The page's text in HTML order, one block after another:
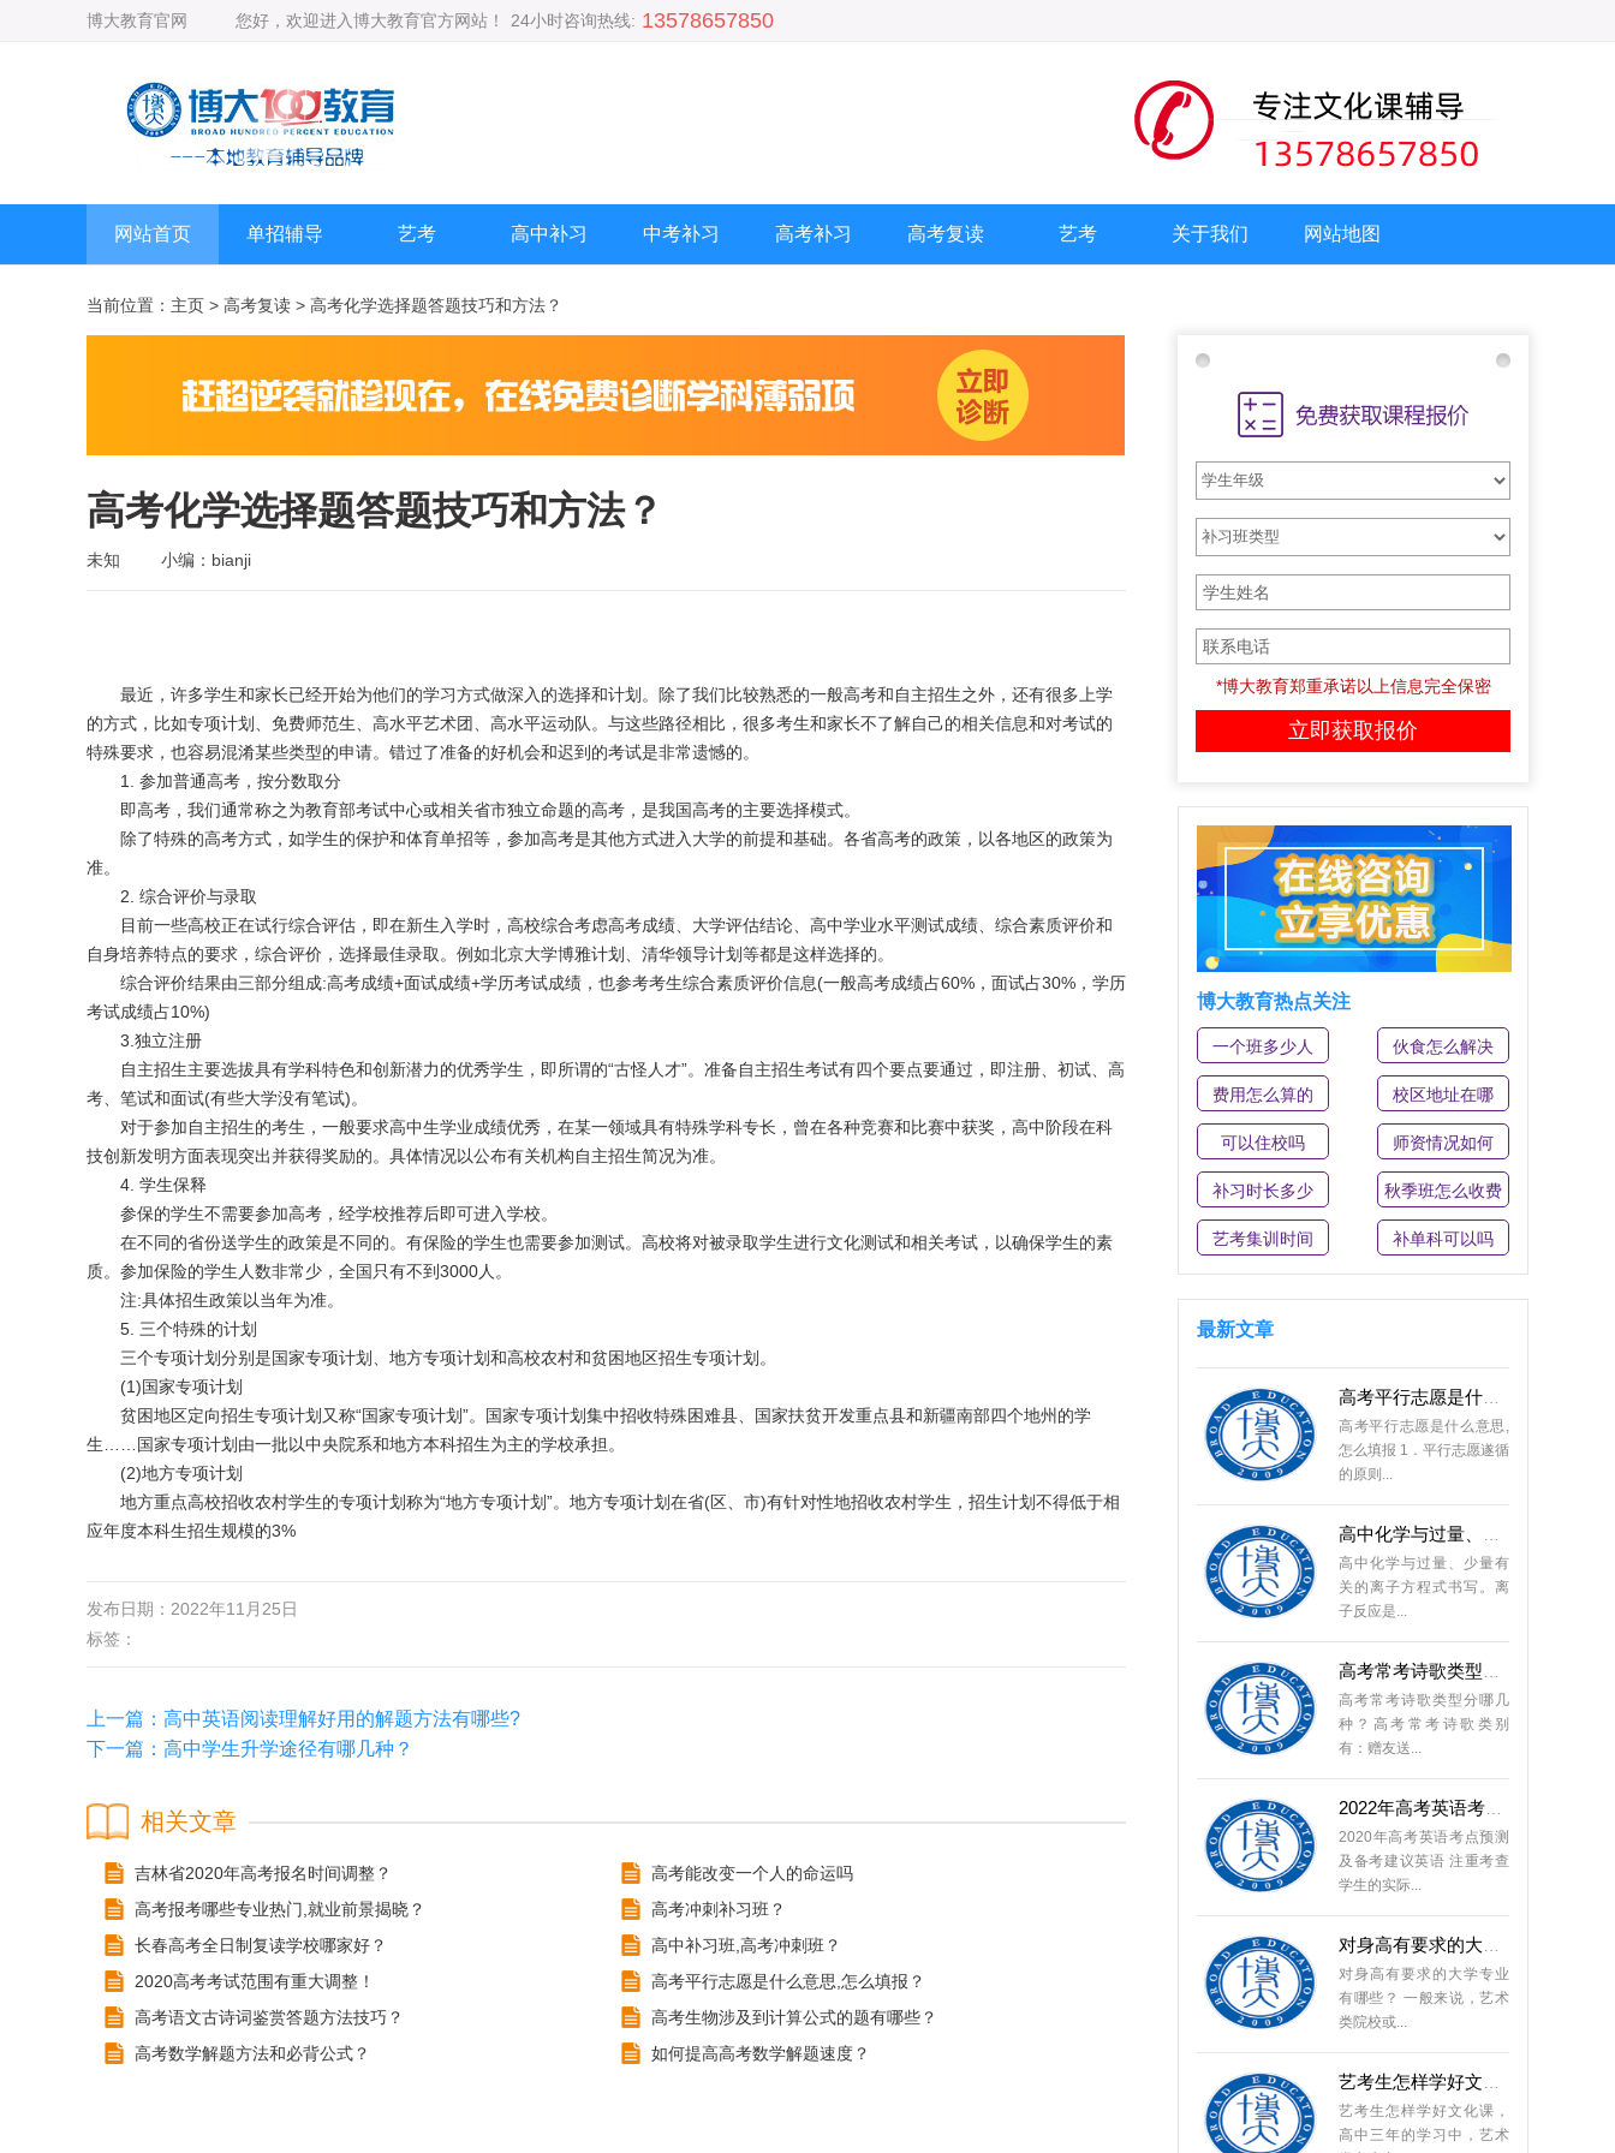
博大教育官网 您好，欢迎进入博大教育官方网站！ 24小时咨询热线: 13578657850
网站首页 单招辅导 艺考 高中补习 中考补习 高考补习 高考复读 艺考 关于我们 网站地图
当前位置： 主页 > 高考复读 > 高考化学选择题答题技巧和方法？
高考化学选择题答题技巧和方法？
未知 小编：bianji
最近，许多学生和家长已经开始为他们的学习方式做深入的选择和计划。除了我们比较熟悉的一般高考和自主招生之外，还有很多上学
的方式，比如专项计划、免费师范生、高水平艺术团、高水平运动队。与这些路径相比，很多考生和家长不了解自己的相关信息和对考试的
特殊要求，也容易混淆某些类型的申请。错过了准备的好机会和迟到的考试是非常遗憾的。
1. 参加普通高考，按分数取分
即高考，我们通常称之为教育部考试中心或相关省市独立命题的高考，是我国高考的主要选择模式。
除了特殊的高考方式，如学生的保护和体育单招等，参加高考是其他方式进入大学的前提和基础。各省高考的政策，以各地区的政策为
准。
2. 综合评价与录取
目前一些高校正在试行综合评估，即在新生入学时，高校综合考虑高考成绩、大学评估结论、高中学业水平测试成绩、综合素质评价和
自身培养特点的要求，综合评价，选择最佳录取。例如北京大学博雅计划、清华领导计划等都是这样选择的。
综合评价结果由三部分组成:高考成绩+面试成绩+学历考试成绩，也参考考生综合素质评价信息(一般高考成绩占60%，面试占30%，学历
考试成绩占10%)
3.独立注册
自主招生主要选拔具有学科特色和创新潜力的优秀学生，即所谓的“古怪人才”。准备自主招生考试有四个要点要通过，即注册、初试、高
考、笔试和面试(有些大学没有笔试)。
对于参加自主招生的考生，一般要求高中生学业成绩优秀，在某一领域具有特殊学科专长，曾在各种竞赛和比赛中获奖，高中阶段在科
技创新发明方面表现突出并获得奖励的。具体情况以公布有关机构自主招生简况为准。
4. 学生保释
参保的学生不需要参加高考，经学校推荐后即可进入学校。
在不同的省份送学生的政策是不同的。有保险的学生也需要参加测试。高校将对被录取学生进行文化测试和相关考试，以确保学生的素
质。参加保险的学生人数非常少，全国只有不到3000人。
注:具体招生政策以当年为准。
5. 三个特殊的计划
三个专项计划分别是国家专项计划、地方专项计划和高校农村和贫困地区招生专项计划。
(1)国家专项计划
贫困地区定向招生专项计划又称“国家专项计划”。国家专项计划集中招收特殊困难县、国家扶贫开发重点县和新疆南部四个地州的学
生……国家专项计划由一批以中央院系和地方本科招生为主的学校承担。
(2)地方专项计划
地方重点高校招收农村学生的专项计划称为“地方专项计划”。地方专项计划在省(区、市)有针对性地招收农村学生，招生计划不得低于相
应年度本科生招生规模的3%
发布日期：2022年11月25日
标签：
上一篇： 高中英语阅读理解好用的解题方法有哪些?
下一篇： 高中学生升学途径有哪几种？
相关文章
吉林省2020年高考报名时间调整？
高考能改变一个人的命运吗
高考报考哪些专业热门,就业前景揭晓？
高考冲刺补习班？
长春高考全日制复读学校哪家好？
高中补习班,高考冲刺班？
2020高考考试范围有重大调整！
高考平行志愿是什么意思,怎么填报？
高考语文古诗词鉴赏答题方法技巧？
高考生物涉及到计算公式的题有哪些？
高考数学解题方法和必背公式？
如何提高高考数学解题速度？
*博大教育郑重承诺以上信息完全保密
博大教育热点关注
一个班多少人 伙食怎么解决
费用怎么算的 校区地址在哪
可以住校吗 师资情况如何
补习时长多少 秋季班怎么收费
艺考集训时间 补单科可以吗
最新文章
高考数学解题方法和必背
高考数学解题方法和必背
公式。数学是高中阶段最
重要的一...
长春高考生复读生怎么报
高考平行志愿是什么意思,
怎么填报 1．平行志愿遂循
的原则...
高中化学与过量、少量有
关的离子方程式书写。离
子反应是...
高考常考诗歌类型分哪几
种？高考常考诗歌类别
有：赠友送...
2020年高考英语考点预测
及备考建议英语 注重考查
学生的实际...
对身高有要求的大学专业
有哪些？ 一般来说，艺术
类院校或...
艺考生怎样学好文化课，
高中三年的学习中，艺术
类考生由...